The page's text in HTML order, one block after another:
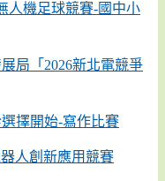
人機足球競賽-國中小
局「2026新北電競爭
擇開始-寫作比賽
人創新應用競賽